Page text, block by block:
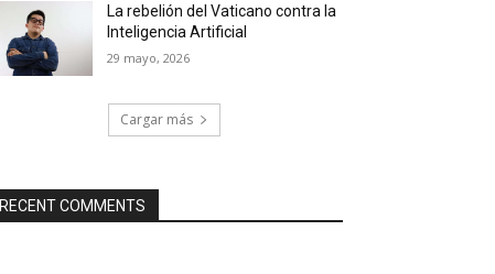
La rebelión del Vaticano contra la
Inteligencia Artificial
29 mayo, 2026
Cargar más
RECENT COMMENTS